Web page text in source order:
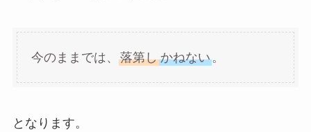
今のままでは、 落第し かねない。
となります。